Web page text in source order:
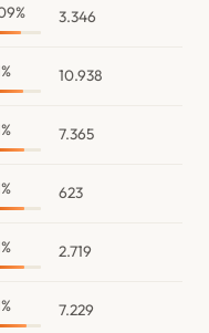
3.346
10.938
7.365
623
2.719
7.229